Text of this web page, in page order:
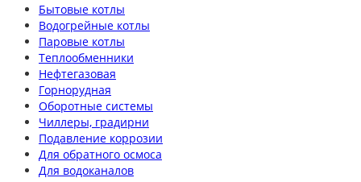
Бытовые котлы
Водогрейные котлы
Паровые котлы
Теплообменники
Нефтегазовая
Горнорудная
Оборотные системы
Чиллеры, градирни
Подавление коррозии
Для обратного осмоса
Для водоканалов